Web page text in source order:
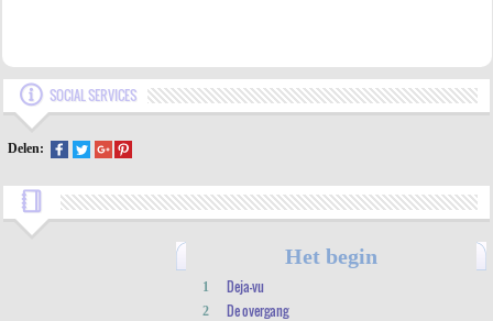
SOCIAL SERVICES
Delen:
Het begin
1 Deja-vu
2 De overgang